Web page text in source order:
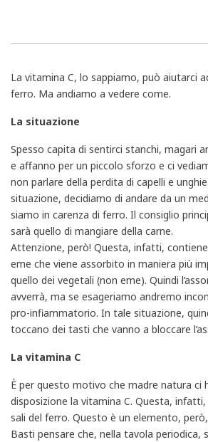
La vitamina C, lo sappiamo, può aiutarci
ferro. Ma andiamo a vedere come.
La situazione
Spesso capita di sentirci stanchi, magari
e affanno per un piccolo sforzo e ci
non parlare della perdita di capelli e
situazione, decidiamo di andare da un
siamo in carenza di ferro. Il consiglio
sarà quello di mangiare della carne.
Attenzione, però! Questa, infatti,
eme che viene assorbito in maniera più
quello dei vegetali (non eme). Quindi
avverrà, ma se esageriamo andremo
pro-infiammatorio. In tale situazione,
toccano dei tasti che vanno a bloccare
La vitamina C
È per questo motivo che madre natura ci
disposizione la vitamina C. Questa,
sali del ferro. Questo è un elemento,
Basti pensare che, nella tavola periodica,